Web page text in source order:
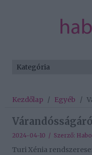
Kezdőlap / Egyéb /
2024-04-10 / Szerző:
Turi Xénia